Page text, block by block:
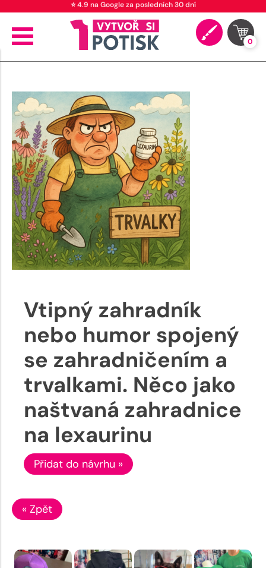
⭐ 4.9 na Google za posledních 30 dní
0
Vtipný zahradník
nebo humor spojený
se zahradničením a
trvalkami. Něco jako
naštvaná zahradnice
na lexaurinu
Přidat do návrhu »
« Zpět